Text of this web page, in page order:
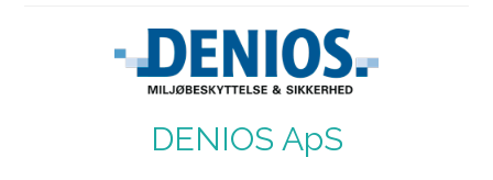
DENIOS ApS